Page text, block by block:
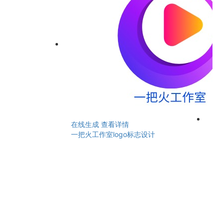
在线生成 查看详情
一把火工作室logo标志设计